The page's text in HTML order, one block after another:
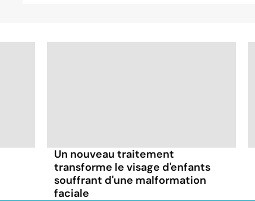
Un nouveau traitement
transforme le visage d'enfants
souffrant d'une malformation
faciale